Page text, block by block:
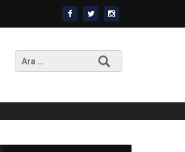
Arama: